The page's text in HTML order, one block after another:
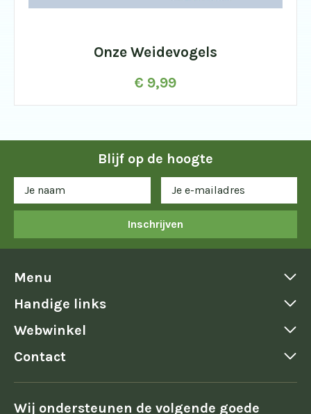
Onze Weidevogels
€ 9,99
Blijf op de hoogte
Inschrijven
Menu
Handige links
Webwinkel
Contact
Wij ondersteunen de volgende goede